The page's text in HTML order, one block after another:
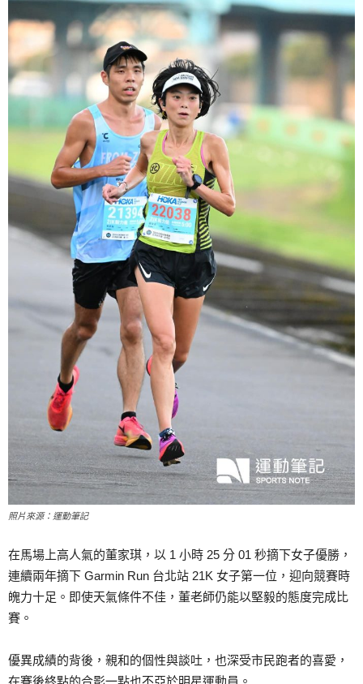
照片來源：運動筆記
在馬場上高人氣的董家琪，以 1 小時 25 分 01 秒摘下女子優勝，
連續兩年摘下 Garmin Run 台北站 21K 女子第一位，迎向競賽時
魄力十足。即使天氣條件不佳，董老師仍能以堅毅的態度完成比
賽。
優異成績的背後，親和的個性與談吐，也深受市民跑者的喜愛，
在賽後終點的合影一點也不亞於明星運動員。